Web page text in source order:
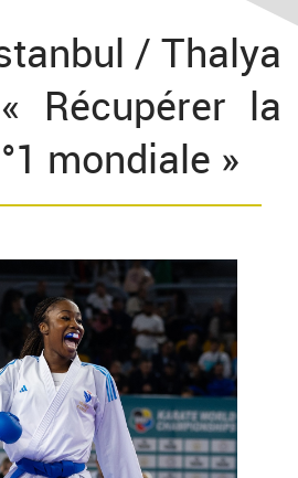
/ Thalya
Récupérer la
mondiale »